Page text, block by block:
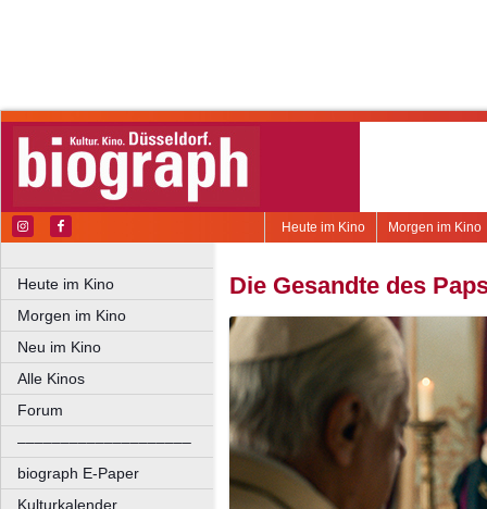
Morgen im Kino
Heute im Kino
Heute im Kino
Morgen im Kino
Neu im Kino
Alle Kinos
Forum
––––––––––––––––––––
biograph E-Paper
Kulturkalender
Die Gesandte des